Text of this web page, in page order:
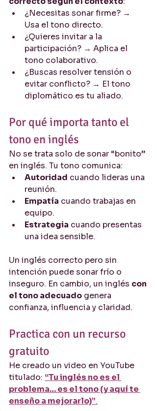
¿Necesitas sonar firme? →
Usa el tono directo.
¿Quieres invitar a la
participación? → Aplica el
tono colaborativo.
¿Buscas resolver tensión o
evitar conflicto? → El tono
diplomático es tu aliado.
Por qué importa tanto el
tono en inglés
No se trata solo de sonar “bonito”
en inglés. Tu tono comunica:
Autoridad cuando lideras una
reunión.
Empatía cuando trabajas en
equipo.
Estrategia cuando presentas
una idea sensible.
Un inglés correcto pero sin
intención puede sonar frío o
inseguro. En cambio, un inglés con
el tono adecuado genera
confianza, influencia y claridad.
Practica con un recurso
gratuito
He creado un video en YouTube
titulado: “Tu inglés no es el
problema… es el tono (y aquí te
enseño a mejorarlo)”.